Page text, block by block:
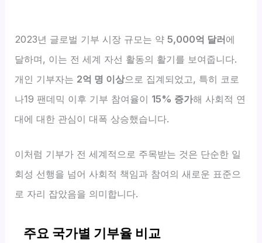
2023년 글로벌 기부 시장 규모는 약5,000억 달러에
달하며, 이는 전 세계 자선 활동의 활기를 보여줍니다.
개인 기부자는 2억 명 이상으로 집계되었고, 특히 코로
나19 팬데믹 이후 기부 참여율이 15% 증가해 사회적 연
대에 대한 관심이 대폭 상승했습니다.
이처럼 기부가 전 세계적으로 주목받는 것은 단순한 일
회성 선행을 넘어 사회적 책임과 참여의 새로운 표준으
로 자리 잡았음을 의미합니다.
주요 국가별 기부율 비교